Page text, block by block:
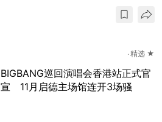
精选 ★
BIGBANG巡回演唱会香港站正式官
宣 11月启德主场馆连开3场骚